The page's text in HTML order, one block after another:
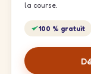
la course.
100 % gratuit